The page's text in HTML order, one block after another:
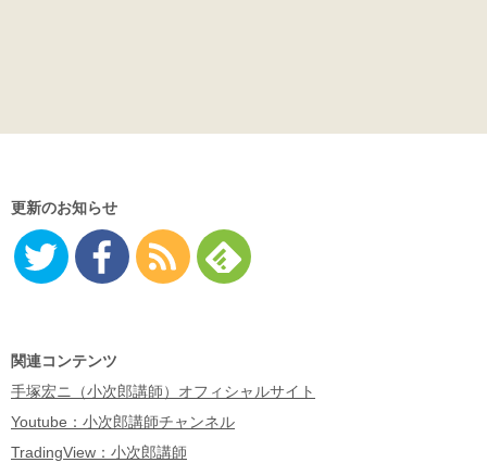
更新のお知らせ
関連コンテンツ
手塚宏ニ（小次郎講師）オフィシャルサイト
Youtube：小次郎講師チャンネル
TradingView：小次郎講師